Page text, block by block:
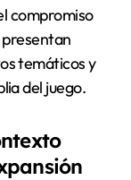
compromiso
temáticos y
del juego.